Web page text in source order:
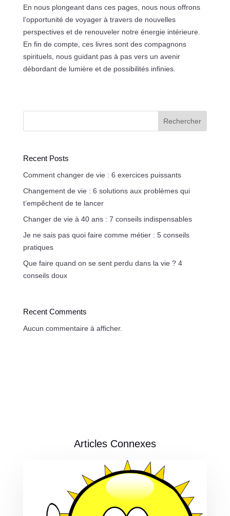
En nous plongeant dans ces pages, nous nous offrons
l’opportunité de voyager à travers de nouvelles
perspectives et de renouveler notre énergie intérieure.
En fin de compte, ces livres sont des compagnons
spirituels, nous guidant pas à pas vers un avenir
débordant de lumière et de possibilités infinies.
Rechercher
Recent Posts
Comment changer de vie : 6 exercices puissants
Changement de vie : 6 solutions aux problèmes qui
t’empêchent de te lancer
Changer de vie à 40 ans : 7 conseils indispensables
Je ne sais pas quoi faire comme métier : 5 conseils
pratiques
Que faire quand on se sent perdu dans la vie ? 4
conseils doux
Recent Comments
Aucun commentaire à afficher.
Articles Connexes